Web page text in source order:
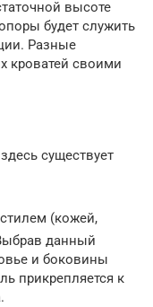
высоте
будет служить
Разные
кроватей своими
существует
(кожей,
данный
и боковины
прикрепляется к